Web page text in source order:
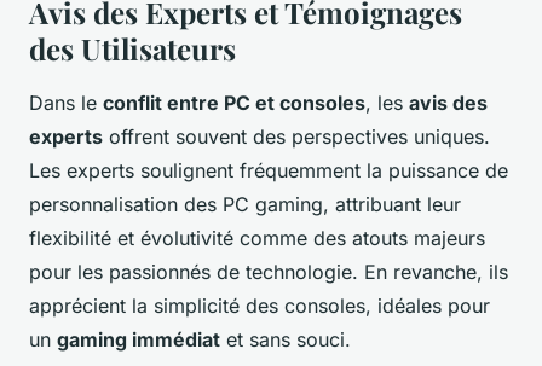
Avis des Experts et Témoignages
des Utilisateurs
Dans le conflit entre PC et consoles, les avis des
experts offrent souvent des perspectives uniques.
Les experts soulignent fréquemment la puissance de
personnalisation des PC gaming, attribuant leur
flexibilité et évolutivité comme des atouts majeurs
pour les passionnés de technologie. En revanche, ils
apprécient la simplicité des consoles, idéales pour
un gaming immédiat et sans souci.